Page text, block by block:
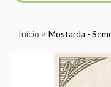
Início Mostarda -